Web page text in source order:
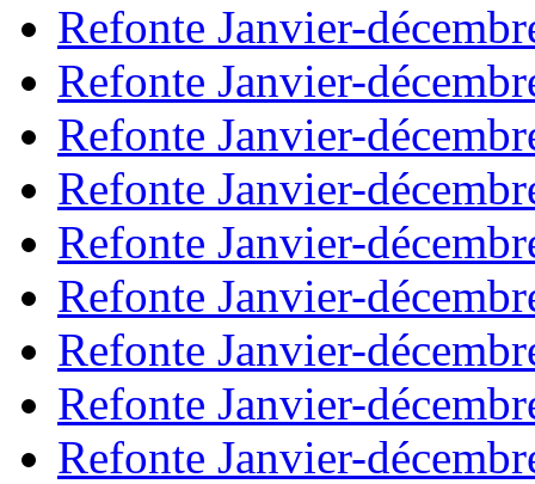
Refonte Janvier-
Refonte Janvier-
Refonte Janvier-
Refonte Janvier-
Refonte Janvier-
Refonte Janvier-
Refonte Janvier-
Refonte Janvier-
Refonte Janvier-